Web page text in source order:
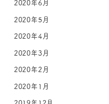
2020年6月
2020年5月
2020年4月
2020年3月
2020年2月
2020年1月